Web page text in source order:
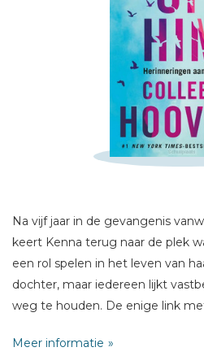
Na vijf jaar in de gevangenis
keert Kenna terug naar de plek
een rol spelen in het leven van
dochter, maar iedereen lijkt
weg te houden. De enige link
achter zou komen, zouden ze
Meer informatie
Schrijf hieronder je review!
Bericht *